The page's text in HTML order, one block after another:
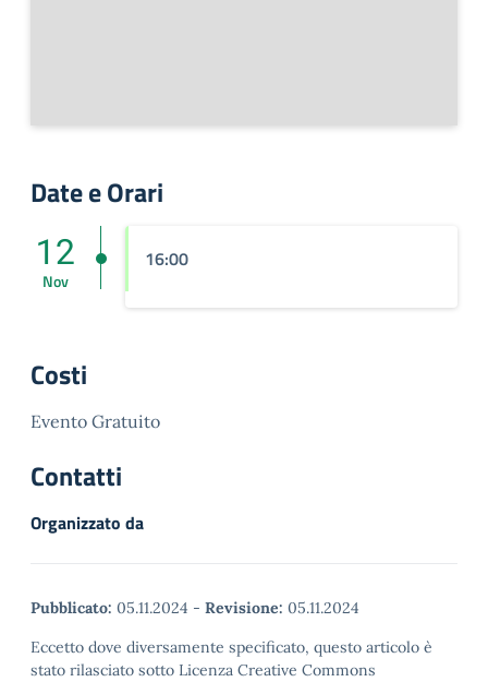
Date e Orari
16:00
12
Nov
Costi
Evento Gratuito
Contatti
Organizzato da
Pubblicato: 05.11.2024 - Revisione: 05.11.2024
Eccetto dove diversamente specificato, questo articolo è
stato rilasciato sotto Licenza Creative Commons